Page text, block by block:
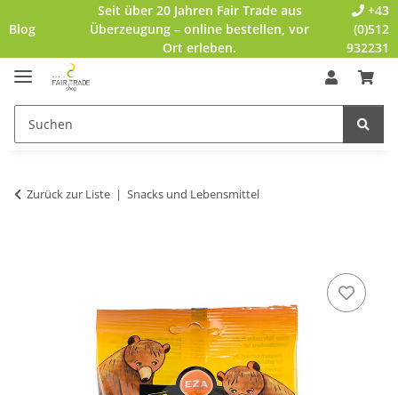
Blog
Seit über 20 Jahren Fair Trade aus
Überzeugung – online bestellen, vor
Ort erleben.
+43
(0)512
932231
Zurück zur Liste Snacks und Lebensmittel